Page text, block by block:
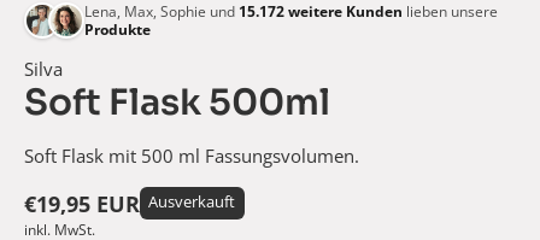
Lena, Max, Sophie und 15.172weitere Kunden lieben unsere
Produkte
Silva
Soft Flask 500ml
Soft Flask mit 500 ml Fassungsvolumen.
€19,95 EUR Ausverkauft
inkl. MwSt.